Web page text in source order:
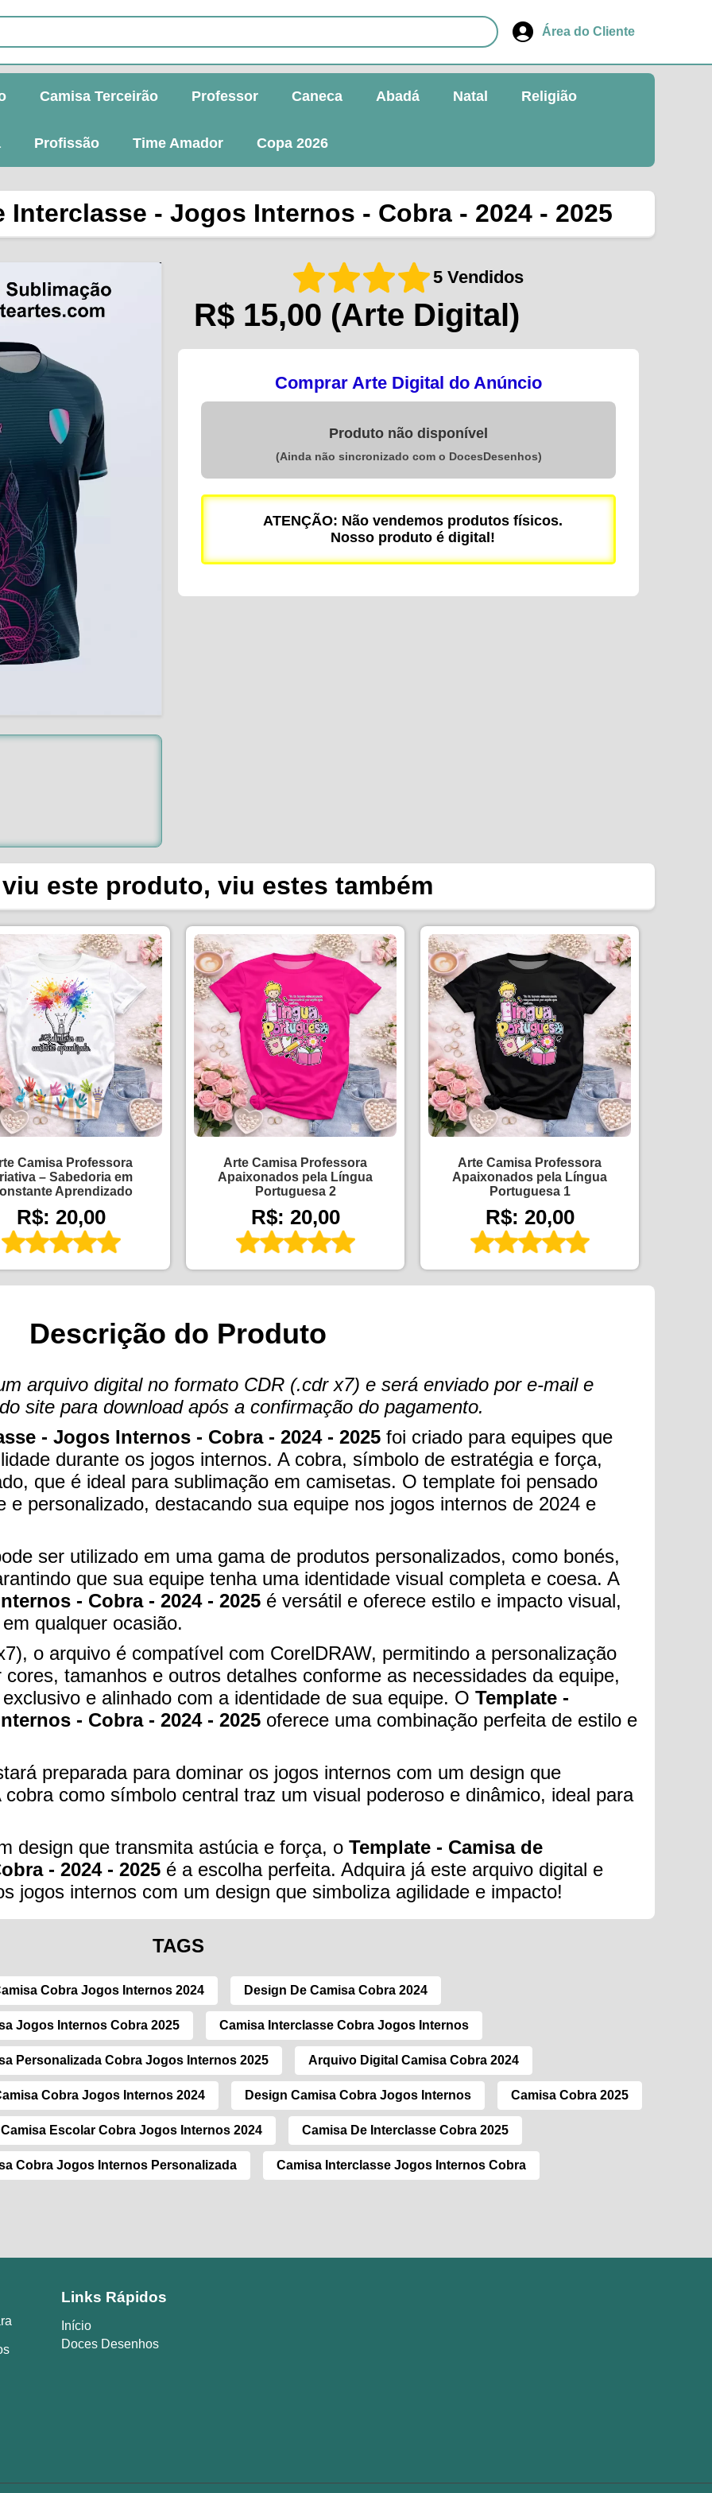
Área do Cliente
Camisa Terceirão Professor Caneca Abadá Natal Religião
Profissão Time Amador Copa 2026
Interclasse - Jogos Internos - Cobra - 2024 - 2025
5 Vendidos
R$ 15,00 (Arte Digital)
Comprar Arte Digital do Anúncio
Produto não disponível
(Ainda não sincronizado com o DocesDesenhos)
ATENÇÃO: Não vendemos produtos físicos.
Nosso produto é digital!
este produto, viu estes também
Camisa Professora
– Sabedoria em
Aprendizado
R$: 20,00
Arte Camisa Professora
Apaixonados pela Língua
Portuguesa 2
R$: 20,00
Arte Camisa Professora
Apaixonados pela Língua
Portuguesa 1
R$: 20,00
Descrição do Produto
arquivo digital no formato CDR (.cdr x7) e será enviado por e-mail e
site para download após a confirmação do pagamento.
- Jogos Internos - Cobra - 2024 - 2025 foi criado para equipes que
durante os jogos internos. A cobra, símbolo de estratégia e força,
que é ideal para sublimação em camisetas. O template foi pensado
e personalizado, destacando sua equipe nos jogos internos de 2024 e
ser utilizado em uma gama de produtos personalizados, como bonés,
que sua equipe tenha uma identidade visual completa e coesa. A
- Cobra - 2024 - 2025 é versátil e oferece estilo e impacto visual,
qualquer ocasião.
o arquivo é compatível com CorelDRAW, permitindo a personalização
tamanhos e outros detalhes conforme as necessidades da equipe,
e alinhado com a identidade de sua equipe. O Template -
- Cobra - 2024 - 2025 oferece uma combinação perfeita de estilo e
preparada para dominar os jogos internos com um design que
como símbolo central traz um visual poderoso e dinâmico, ideal para
design que transmita astúcia e força, o Template - Camisa de
- 2024 - 2025 é a escolha perfeita. Adquira já este arquivo digital e
jogos internos com um design que simboliza agilidade e impacto!
TAGS
Cobra Jogos Internos 2024 Design De Camisa Cobra 2024
Jogos Internos Cobra 2025 Camisa Interclasse Cobra Jogos Internos
Personalizada Cobra Jogos Internos 2025 Arquivo Digital Camisa Cobra 2024
Cobra Jogos Internos 2024 Design Camisa Cobra Jogos Internos Camisa Cobra 2025
Camisa Escolar Cobra Jogos Internos 2024 Camisa De Interclasse Cobra 2025
Cobra Jogos Internos Personalizada Camisa Interclasse Jogos Internos Cobra
Links Rápidos
Início
Doces Desenhos